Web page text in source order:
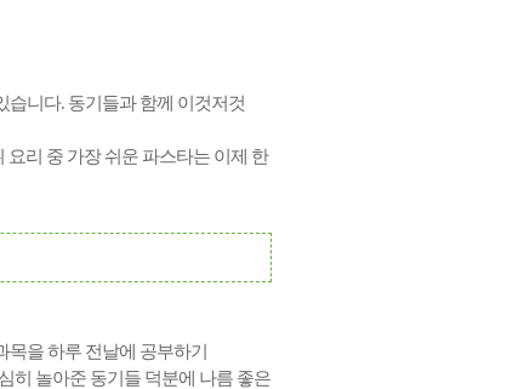
습니다. 동기들과 함께 이것저것
요리 중 가장 쉬운 파스타는 이제 한
을 하루 전날에 공부하기
히 놀아준 동기들 덕분에 나름 좋은